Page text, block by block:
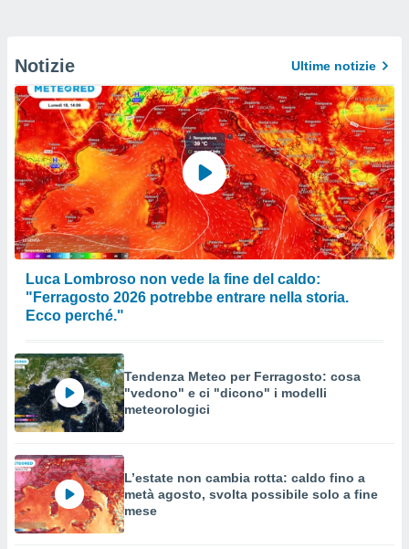
Notizie Ultime notizie
Luca Lombroso non vede la fine del caldo:
"Ferragosto 2026 potrebbe entrare nella storia.
Ecco perché."
Tendenza Meteo per Ferragosto: cosa
"vedono" e ci "dicono" i modelli
meteorologici
L’estate non cambia rotta: caldo fino a
metà agosto, svolta possibile solo a fine
mese